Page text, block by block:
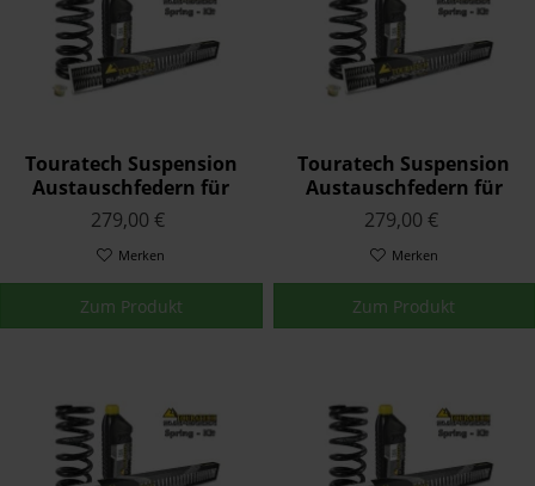
Touratech Suspension
Austauschfedern für
Triumph STREET TRIPLE
R 2013 - 2016
279,00 €
Merken
Zum Produkt
Touratech Suspension
Austauschfedern für
Triumph STREET TRIPLE
RS (765) 2017 - 2020
279,00 €
Merken
Zum Produkt